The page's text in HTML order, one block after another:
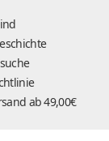
ab 49,00€